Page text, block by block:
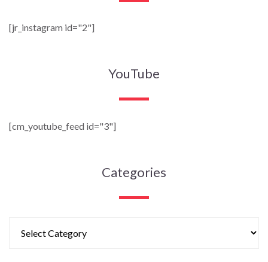
[jr_instagram id="2"]
YouTube
[cm_youtube_feed id="3"]
Categories